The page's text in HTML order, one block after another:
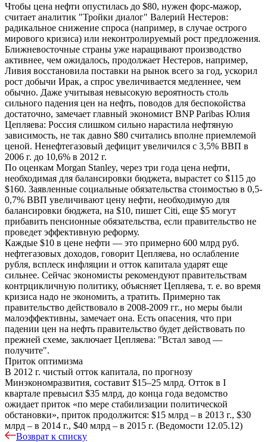
Чтобы цена нефти опустилась до $80, нужен форс-мажор,
считает аналитик "Тройки диалог" Валерий Нестеров:
радикальное снижение спроса (например, в случае острого
мирового кризиса) или неконтролируемый рост предложения.
Ближневосточные страны уже наращивают производство
активнее, чем ожидалось, продолжает Нестеров, например,
Ливия восстановила поставки на рынок всего за год, ускорил
рост добычи Ирак, а спрос увеличивается медленнее, чем
обычно. Даже учитывая невысокую вероятность столь
сильного падения цен на нефть, поводов для беспокойства
достаточно, замечает главный экономист BNP Paribas Юлия
Цепляева: Россия слишком сильно нарастила нефтяную
зависимость, не так давно $80 считались вполне приемлемой
ценой. Ненефтегазовый дефицит увеличился с 3,5% ВВП в
2006 г. до 10,6% в 2012 г.
По оценкам Morgan Stanley, через три года цена нефти,
необходимая для балансировки бюджета, вырастет со $115 до
$160. Заявленные социальные обязательства стоимостью в 0,5-
0,7% ВВП увеличивают цену нефти, необходимую для
балансировки бюджета, на $10, пишет Citi, еще $5 могут
прибавить пенсионные обязательства, если правительство не
проведет эффективную реформу.
Каждые $10 в цене нефти — это примерно 600 млрд руб.
нефтегазовых доходов, говорит Цепляева, но ослабление
рубля, всплеск инфляции и отток капитала ударят еще
сильнее. Сейчас экономисты рекомендуют правительствам
контрцикличную политику, объясняет Цепляева, т. е. во время
кризиса надо не экономить, а тратить. Примерно так
правительство действовало в 2008-2009 гг., но меры были
малоэффективны, замечает она. Есть опасения, что при
падении цен на нефть правительство будет действовать по
прежней схеме, заключает Цепляева: "Встал завод —
получите".
Приток оптимизма
В 2012 г. чистый отток капитала, по прогнозу
Минэкономразвития, составит $15–25 млрд. Отток в I
квартале превысил $35 млрд, до конца года ведомство
ожидает приток «по мере стабилизации политической
обстановки», приток продолжится: $15 млрд – в 2013 г., $30
млрд – в 2014 г., $40 млрд – в 2015 г. (Ведомости 12.05.12)
Возврат к списку